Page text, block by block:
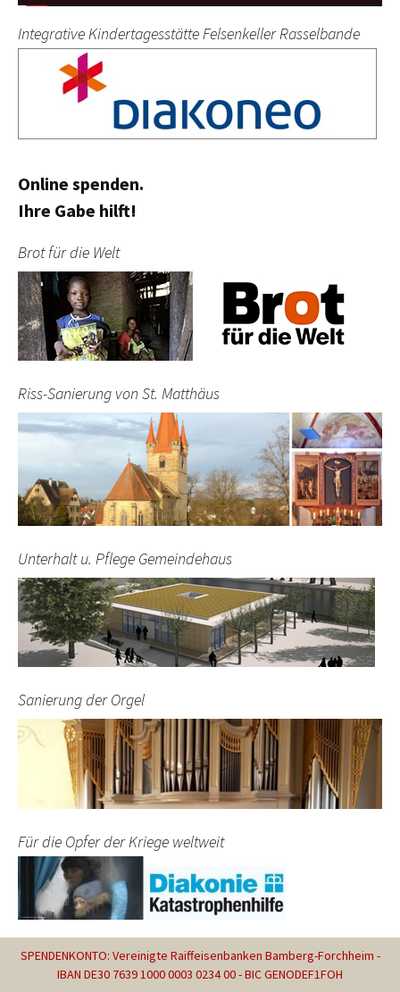
Integrative Kindertagesstätte Felsenkeller Rasselbande
Online spenden.
Ihre Gabe hilft!
Brot für die Welt
Riss-Sanierung von St. Matthäus
Unterhalt u. Pflege Gemeindehaus
Sanierung der Orgel
Für die Opfer der Kriege weltweit
SPENDENKONTO: Vereinigte Raiffeisenbanken Bamberg-Forchheim -
IBAN DE30 7639 1000 0003 0234 00 - BIC GENODEF1FOH